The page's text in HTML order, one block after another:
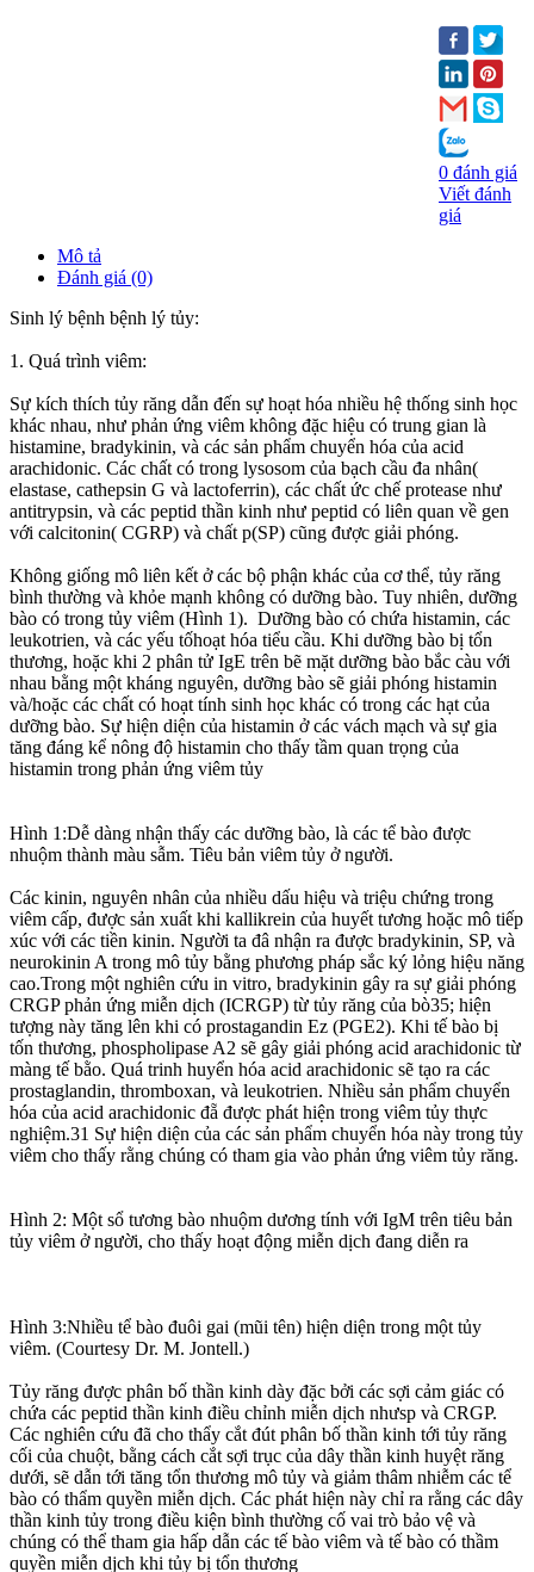
0 đánh giá
Viết đánh
giá
Mô tả
Đánh giá (0)
Sinh lý bệnh bệnh lý tủy:
1. Quá trình viêm:
Sự kích thích tủy răng dẫn đến sự hoạt hóa nhiều hệ thống sinh học
khác nhau, như phản ứng viêm không đặc hiệu có trung gian là
histamine, bradykinin, và các sản phẩm chuyển hóa của acid
arachidonic. Các chất có trong lysosom của bạch cầu đa nhân(
elastase, cathepsin G và lactoferrin), các chất ức chế protease như
antitrypsin, và các peptid thần kinh như peptid có liên quan về gen
với calcitonin( CGRP) và chất p(SP) cũng được giải phóng.
Không giống mô liên kết ở các bộ phận khác của cơ thể, tủy răng
bình thường và khỏe mạnh không có dưỡng bào. Tuy nhiên, dưỡng
bào có trong tủy viêm (Hình 1). Dưỡng bào có chứa histamin, các
leukotrien, và các yếu tốhoạt hóa tiểu cầu. Khi dưỡng bào bị tổn
thương, hoặc khi 2 phân tử IgE trên bẽ mặt dưỡng bào bắc càu với
nhau bằng một kháng nguyên, dưỡng bào sẽ giải phóng histamin
và/hoặc các chất có hoạt tính sinh học khác có trong các hạt của
dưỡng bào. Sự hiện diện của histamin ở các vách mạch và sự gia
tăng đáng kể nông độ histamin cho thấy tầm quan trọng của
histamin trong phản ứng viêm tủy
Hình 1:Dễ dàng nhận thấy các dưỡng bào, là các tể bào được
nhuộm thành màu sẫm. Tiêu bản viêm tủy ở người.
Các kinin, nguyên nhân của nhiều dấu hiệu và triệu chứng trong
viêm cấp, được sản xuất khi kallikrein của huyết tương hoặc mô tiếp
xúc với các tiền kinin. Người ta đâ nhận ra được bradykinin, SP, và
neurokinin A trong mô tủy bằng phương pháp sắc ký lỏng hiệu năng
cao.Trong một nghiên cứu in vitro, bradykinin gây ra sự giải phóng
CRGP phản ứng miễn dịch (ICRGP) từ tủy răng của bò35; hiện
tượng này tăng lên khi có prostagandin Ez (PGE2). Khi tế bào bị
tốn thương, phospholipase A2 sẽ gây giải phóng acid arachidonic từ
màng tế bằo. Quá trinh huyển hóa acid arachidonic sẽ tạo ra các
prostaglandin, thromboxan, và leukotrien. Nhiều sản phẩm chuyển
hóa của acid arachidonic đẵ được phát hiện trong viêm tủy thực
nghiệm.31 Sự hiện diện của các sản phẩm chuyển hóa này trong tủy
viêm cho thấy rằng chúng có tham gia vào phản ứng viêm tủy răng.
Hình 2: Một sổ tương bào nhuộm dương tính với IgM trên tiêu bản
tủy viêm ở người, cho thấy hoạt động miễn dịch đang diễn ra
Hình 3:Nhiều tể bào đuôi gai (mũi tên) hiện diện trong một tủy
viêm. (Courtesy Dr. M. Jontell.)
Tủy răng được phân bố thần kinh dày đặc bởi các sợi cảm giác có
chứa các peptid thần kinh điều chỉnh miễn dịch nhưsp và CRGP.
Các nghiên cứu đã cho thẩy cắt đút phân bố thần kinh tới tủy răng
cối của chuột, bằng cách cắt sợi trục của dây thần kinh huyệt răng
dưới, sẽ dẫn tới tăng tổn thương mô tủy và giảm thâm nhiễm các tể
bào có thẩm quyền miễn dịch. Các phát hiện này chỉ ra rằng các dây
thần kinh tủy trong điều kiện bình thường cố vai trò bảo vệ và
chúng có thể tham gia hấp dẫn các tế bào viêm và tế bào có thầm
quyền miễn djch khi tủy bị tổn thương